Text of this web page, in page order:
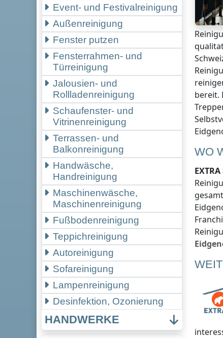
bereit.
WO
EXTRA
Event- und Festivalreinigung
Außenreinigung
Fenster putzen
Fensterrahmen- und
Türreinigung
Jalousien- und
Rollladenreinigung
Schaufenster- und
Vitrinenreinigung
Terrassen- und
Balkonreinigung
Handwäsche,
Handreinigung
Maschinenwäsche,
Maschinenreinigung
Fußbodenreinigung
Teppichreinigung
Autoreinigung
Sofareinigung
Lampenreinigung
Desinfektion, Ozonierung
HANDWERKE